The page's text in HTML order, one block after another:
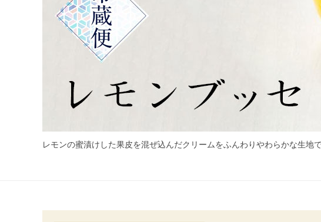
レモンの蜜漬けした果皮を混ぜ込んだクリームをふんわりやわらかな生地